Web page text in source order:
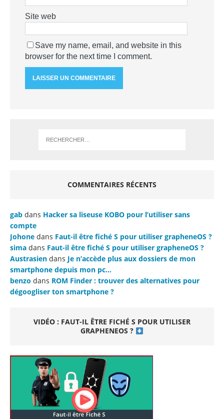
Site web
Save my name, email, and website in this
browser for the next time I comment.
COMMENTAIRES RÉCENTS
gab dans Hacker sa liseuse KOBO pour l’utiliser sans
compte
Johone dans Faut-il être fiché S pour utiliser grapheneOS ?
sima dans Faut-il être fiché S pour utiliser grapheneOS ?
Austrasien dans Je n’accède plus aux dossiers de mon
smartphone depuis mon pc…
benzo dans ROM Finder : trouver des alternatives pour
dégoogliser ton smartphone ?
VIDÉO : FAUT-IL ÊTRE FICHÉ S POUR UTILISER
GRAPHENEOS ?